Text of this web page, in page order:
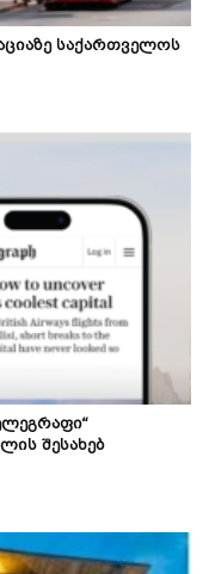
საქართველოს
შესახებ